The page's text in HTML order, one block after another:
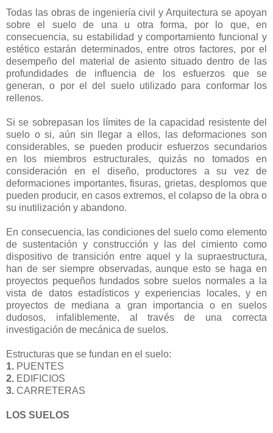
Todas las obras de ingeniería civil y Arquitectura se apoyan
sobre el suelo de una u otra forma, por lo que, en
consecuencia, su estabilidad y comportamiento funcional y
estético estarán determinados, entre otros factores, por el
desempeño del material de asiento situado dentro de las
profundidades de influencia de los esfuerzos que se
generan, o por el del suelo utilizado para conformar los
rellenos.
Si se sobrepasan los límites de la capacidad resistente del
suelo o si, aún sin llegar a ellos, las deformaciones son
considerables, se pueden producir esfuerzos secundarios
en los miembros estructurales, quizás no tomados en
consideración en el diseño, productores a su vez de
deformaciones importantes, fisuras, grietas, desplomos que
pueden producir, en casos extremos, el colapso de la obra o
su inutilización y abandono.
En consecuencia, las condiciones del suelo como elemento
de sustentación y construcción y las del cimiento como
dispositivo de transición entre aquel y la supraestructura,
han de ser siempre observadas, aunque esto se haga en
proyectos pequeños fundados sobre suelos normales a la
vista de datos estadísticos y experiencias locales, y en
proyectos de mediana a gran importancia o en suelos
dudosos, infaliblemente, al través de una correcta
investigación de mecánica de suelos.
Estructuras que se fundan en el suelo:
1. PUENTES
2. EDIFICIOS
3. CARRETERAS
LOS SUELOS